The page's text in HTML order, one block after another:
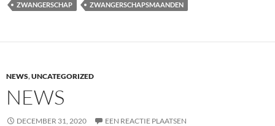
ZWANGERSCHAP
ZWANGERSCHAPSMAANDEN
NEWS,UNCATEGORIZED
NEWS
DECEMBER 31, 2020 EEN REACTIE PLAATSEN